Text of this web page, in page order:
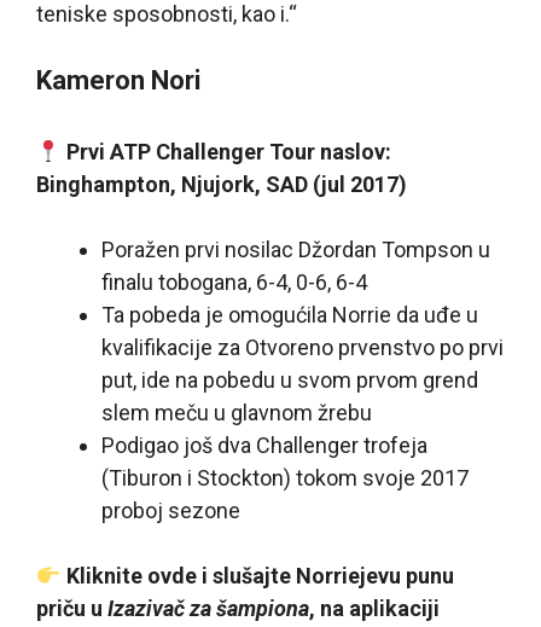
teniske sposobnosti, kao i.“
Kameron Nori
Prvi ATP Challenger Tour naslov:
Binghampton, Njujork, SAD (jul 2017)
Poražen prvi nosilac Džordan Tompson u
finalu tobogana, 6-4, 0-6, 6-4
Ta pobeda je omogućila Norrie da uđe u
kvalifikacije za Otvoreno prvenstvo po prvi
put, ide na pobedu u svom prvom grend
slem meču u glavnom žrebu
Podigao još dva Challenger trofeja
(Tiburon i Stockton) tokom svoje 2017
proboj sezone
Kliknite ovde i slušajte Norriejevu punu
priču u Izazivač za šampiona, na aplikaciji